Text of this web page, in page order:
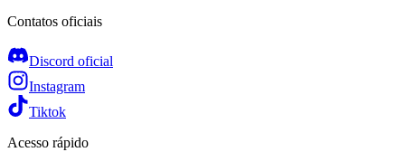
Contatos oficiais
Discord oficial
Instagram
Tiktok
Acesso rápido